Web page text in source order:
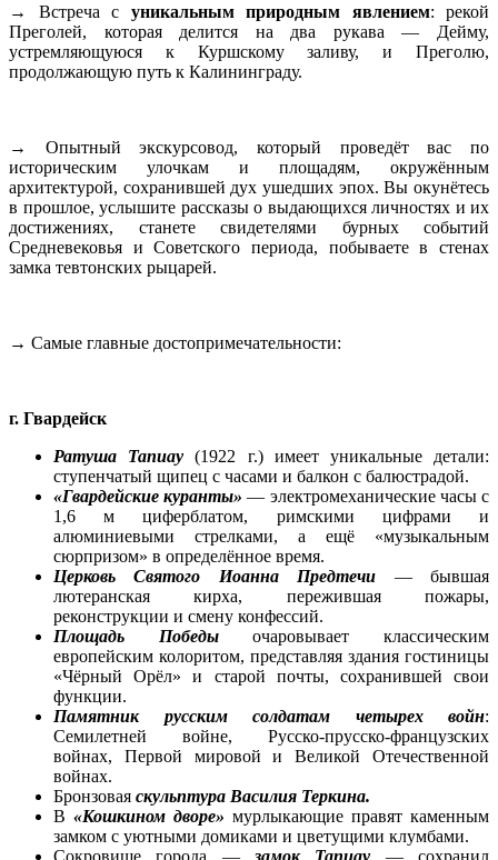
→ Встреча с уникальным природным явлением: рекой
Преголей, которая делится на два рукава — Дейму,
устремляющуюся к Куршскому заливу, и Преголю,
продолжающую путь к Калининграду.
→ Опытный экскурсовод, который проведёт вас по
историческим улочкам и площадям, окружённым
архитектурой, сохранившей дух ушедших эпох. Вы окунётесь
в прошлое, услышите рассказы о выдающихся личностях и их
достижениях, станете свидетелями бурных событий
Средневековья и Советского периода, побываете в стенах
замка тевтонских рыцарей.
→ Самые главные достопримечательности:
г. Гвардейск
Ратуша Тапиау
(1922 г.) имеет уникальные детали:
ступенчатый щипец с часами и балкон с балюстрадой.
«Гвардейские куранты» — электромеханические часы с
1,6 м циферблатом, римскими цифрами и
алюминиевыми стрелками, а ещё «музыкальным
сюрпризом» в определённое время.
Церковь Святого Иоанна Предтечи — бывшая
лютеранская кирха, пережившая пожары,
реконструкции и смену конфессий.
Площадь Победыочаровывает классическим
европейским колоритом, представляя здания гостиницы
«Чёрный Орёл» и старой почты, сохранившей свои
функции.
Памятник русским солдатам четырех войн:
Семилетней войне, Русско-прусско-французских
войнах, Первой мировой и Великой Отечественной
войнах.
Бронзовая скульптура Василия Теркина.
В «Кошкином дворе» мурлыкающие правят каменным
замком с уютными домиками и цветущими клумбами.
Сокровище города — замок Тапиау — сохранил